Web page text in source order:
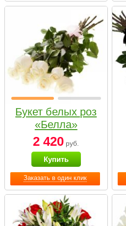
Заказать в один клик
Букет белых роз
«Белла»
2 420 руб.
Купить